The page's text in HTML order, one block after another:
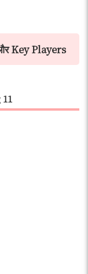
Key Players